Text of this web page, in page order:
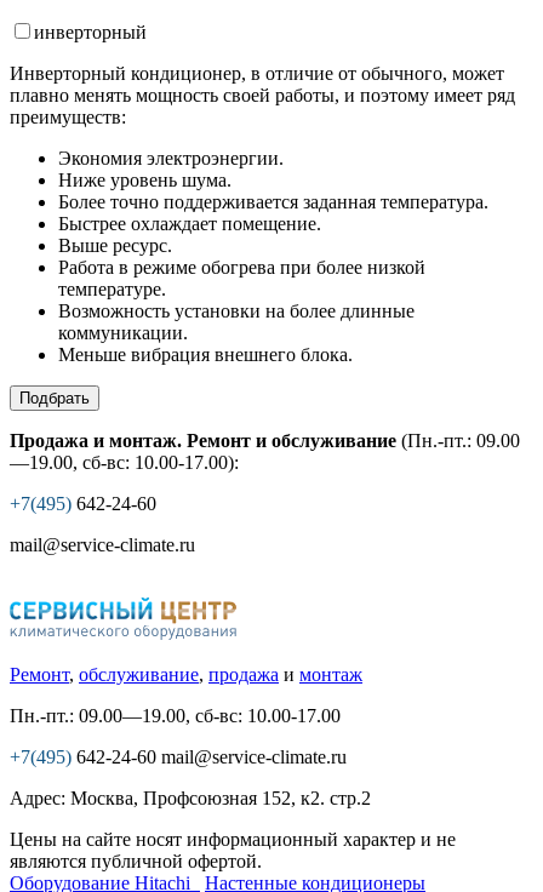
инверторный
Инверторный кондиционер, в отличие от обычного, может
плавно менять мощность своей работы, и поэтому имеет ряд
преимуществ:
Экономия электроэнергии.
Ниже уровень шума.
Более точно поддерживается заданная температура.
Быстрее охлаждает помещение.
Выше ресурс.
Работа в режиме обогрева при более низкой
температуре.
Возможность установки на более длинные
коммуникации.
Меньше вибрация внешнего блока.
Подбрать
Продажа и монтаж. Ремонт и обслуживание (Пн.-пт.: 09.00
—19.00, сб-вс: 10.00-17.00):
+7(495) 642-24-60
mail@service-climate.ru
Ремонт, обслуживание, продажа и монтаж
Пн.-пт.: 09.00—19.00, сб-вс: 10.00-17.00
+7(495) 642-24-60 mail@service-climate.ru
Адрес: Москва, Профсоюзная 152, к2. стр.2
Цены на сайте носят информационный характер и не
являются публичной офертой.
Оборудование Hitachi
Настенные кондиционеры